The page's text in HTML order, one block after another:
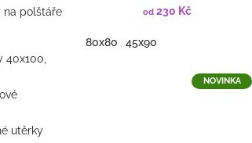
na polštáře
40x100,
utěrky
od230 Kč
80x80 45x90
NOVINKA